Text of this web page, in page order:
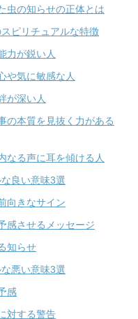
虫の知らせの正体とは
ピリチュアルな特徴
力が鋭い人
や気に敏感な人
が深い人
の本質を見抜く力がある
なる声に耳を傾ける人
良い意味3選
向きなサイン
感させるメッセージ
知らせ
悪い意味3選
感
対する警告